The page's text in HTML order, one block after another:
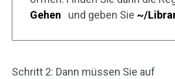
Gehen
und geben Sie ~/
Schritt 2: Dann müssen Sie auf